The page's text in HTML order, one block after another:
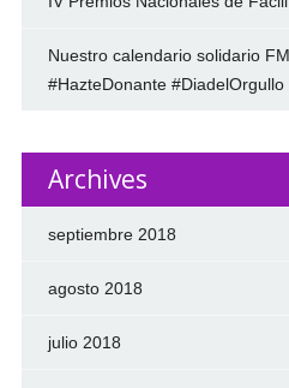
Nuestro calendario solidario
#HazteDonante #DiadelOrgullo
Archives
septiembre 2018
agosto 2018
julio 2018